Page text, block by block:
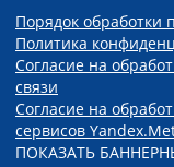
Порядок обработки
Политика
Согласие на
связи
Согласие на
сервисов
ПОКАЗАТЬ